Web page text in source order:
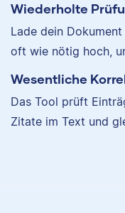
Wiederholte
Lade dein
oft wie nötig hoch,
Wesentliche
Das Tool prüft
Zitate im Text und